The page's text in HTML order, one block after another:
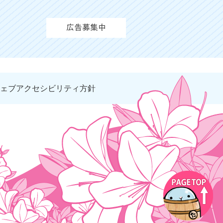
ブアクセシビリティ方針